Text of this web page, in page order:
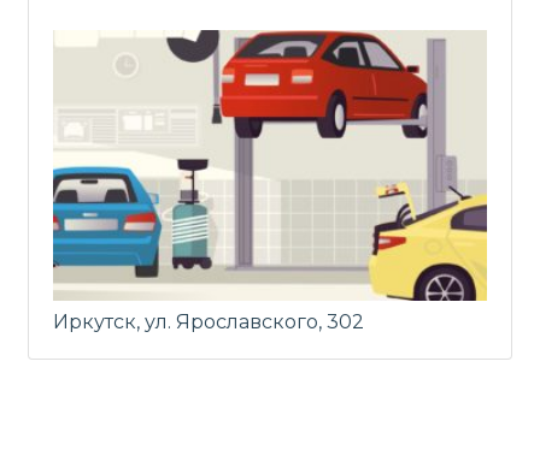
Иркутск, ул. Ярославского, 302